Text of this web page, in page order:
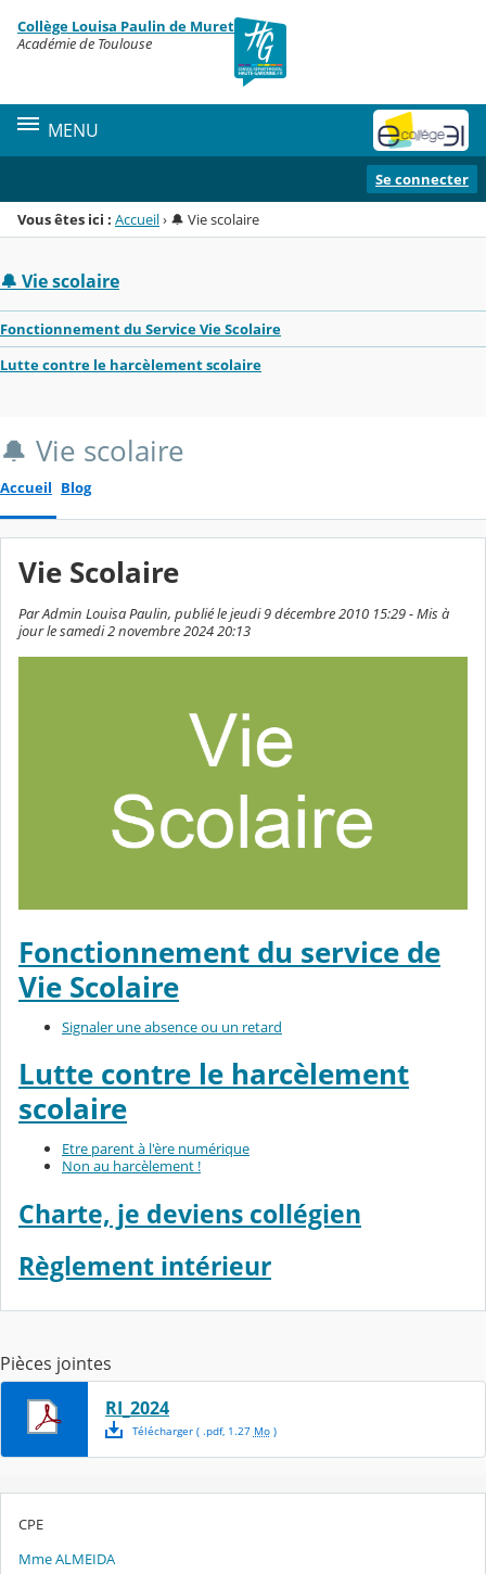
Menu de la rubrique
Contenu
Collège Louisa Paulin de Muret
Académie de Toulouse
MENU
Se connecter
Vous êtes ici : Accueil› 🔔 Vie scolaire
🔔 Vie scolaire
Fonctionnement du Service Vie Scolaire
Lutte contre le harcèlement scolaire
🔔 Vie scolaire
Accueil Blog
Vie Scolaire
Par Admin Louisa Paulin, publié le jeudi 9 décembre 2010 15:29 - Mis à
jour le samedi 2 novembre 2024 20:13
Fonctionnement du service de
Vie Scolaire
Signaler une absence ou un retard
Lutte contre le harcèlement
scolaire
Etre parent à l'ère numérique
Non au harcèlement !
Charte, je deviens collégien
Règlement intérieur
Pièces jointes
RI_2024
Télécharger( .pdf, 1.27 Mo)
CPE
Mme ALMEIDA